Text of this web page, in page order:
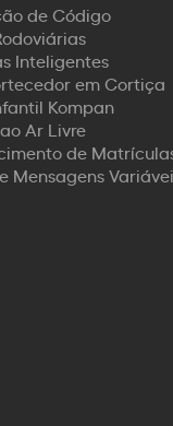
de Código
Inteligentes
em Cortiça
Kompan
Ar Livre
de
Mensagens